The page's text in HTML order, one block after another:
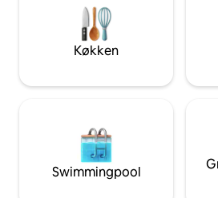
ekstra komfort i tankerne. I nærheden
af Thornbury, Bristol, hvor du finder
masser af butikker og restauranter.
Køkken
Swimmingpool